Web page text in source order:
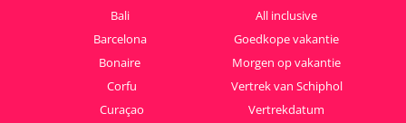
Bali
Barcelona
Bonaire
Corfu
Curaçao
All inclusive
Goedkope vakantie
Morgen op vakantie
Vertrek van Schiphol
Vertrekdatum